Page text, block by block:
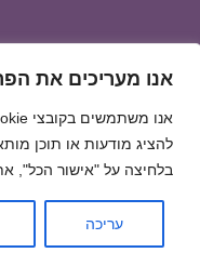
אנו מעריכים את
להציג מודעות או תוכן
בלחיצה על "אישור הכל",
עריכה